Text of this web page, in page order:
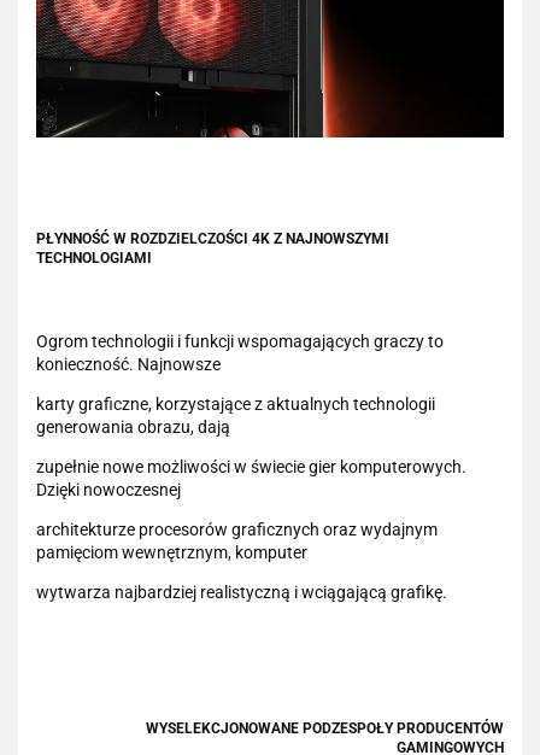
PŁYNNOŚĆ W ROZDZIELCZOŚCI 4K Z NAJNOWSZYMI
TECHNOLOGIAMI
Ogrom technologii i funkcji wspomagających graczy to
konieczność. Najnowsze
karty graficzne, korzystające z aktualnych technologii
generowania obrazu, dają
zupełnie nowe możliwości w świecie gier komputerowych.
Dzięki nowoczesnej
architekturze procesorów graficznych oraz wydajnym
pamięciom wewnętrznym, komputer
wytwarza najbardziej realistyczną i wciągającą grafikę.
WYSELEKCJONOWANE PODZESPOŁY PRODUCENTÓW
GAMINGOWYCH